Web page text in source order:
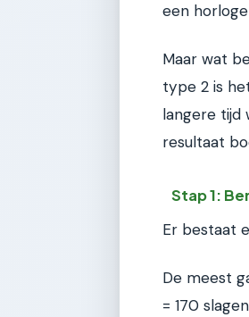
een
Maar wat
type 2 is
langere tijd
resultaat
Stap 1:
Er bestaat
De meest
= 170